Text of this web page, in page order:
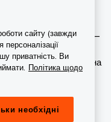
а в деяких випадках –
мережі є
інформація на
сайту (завжди
персоналізації
приватність. Ви
Політика щодо
необхідні